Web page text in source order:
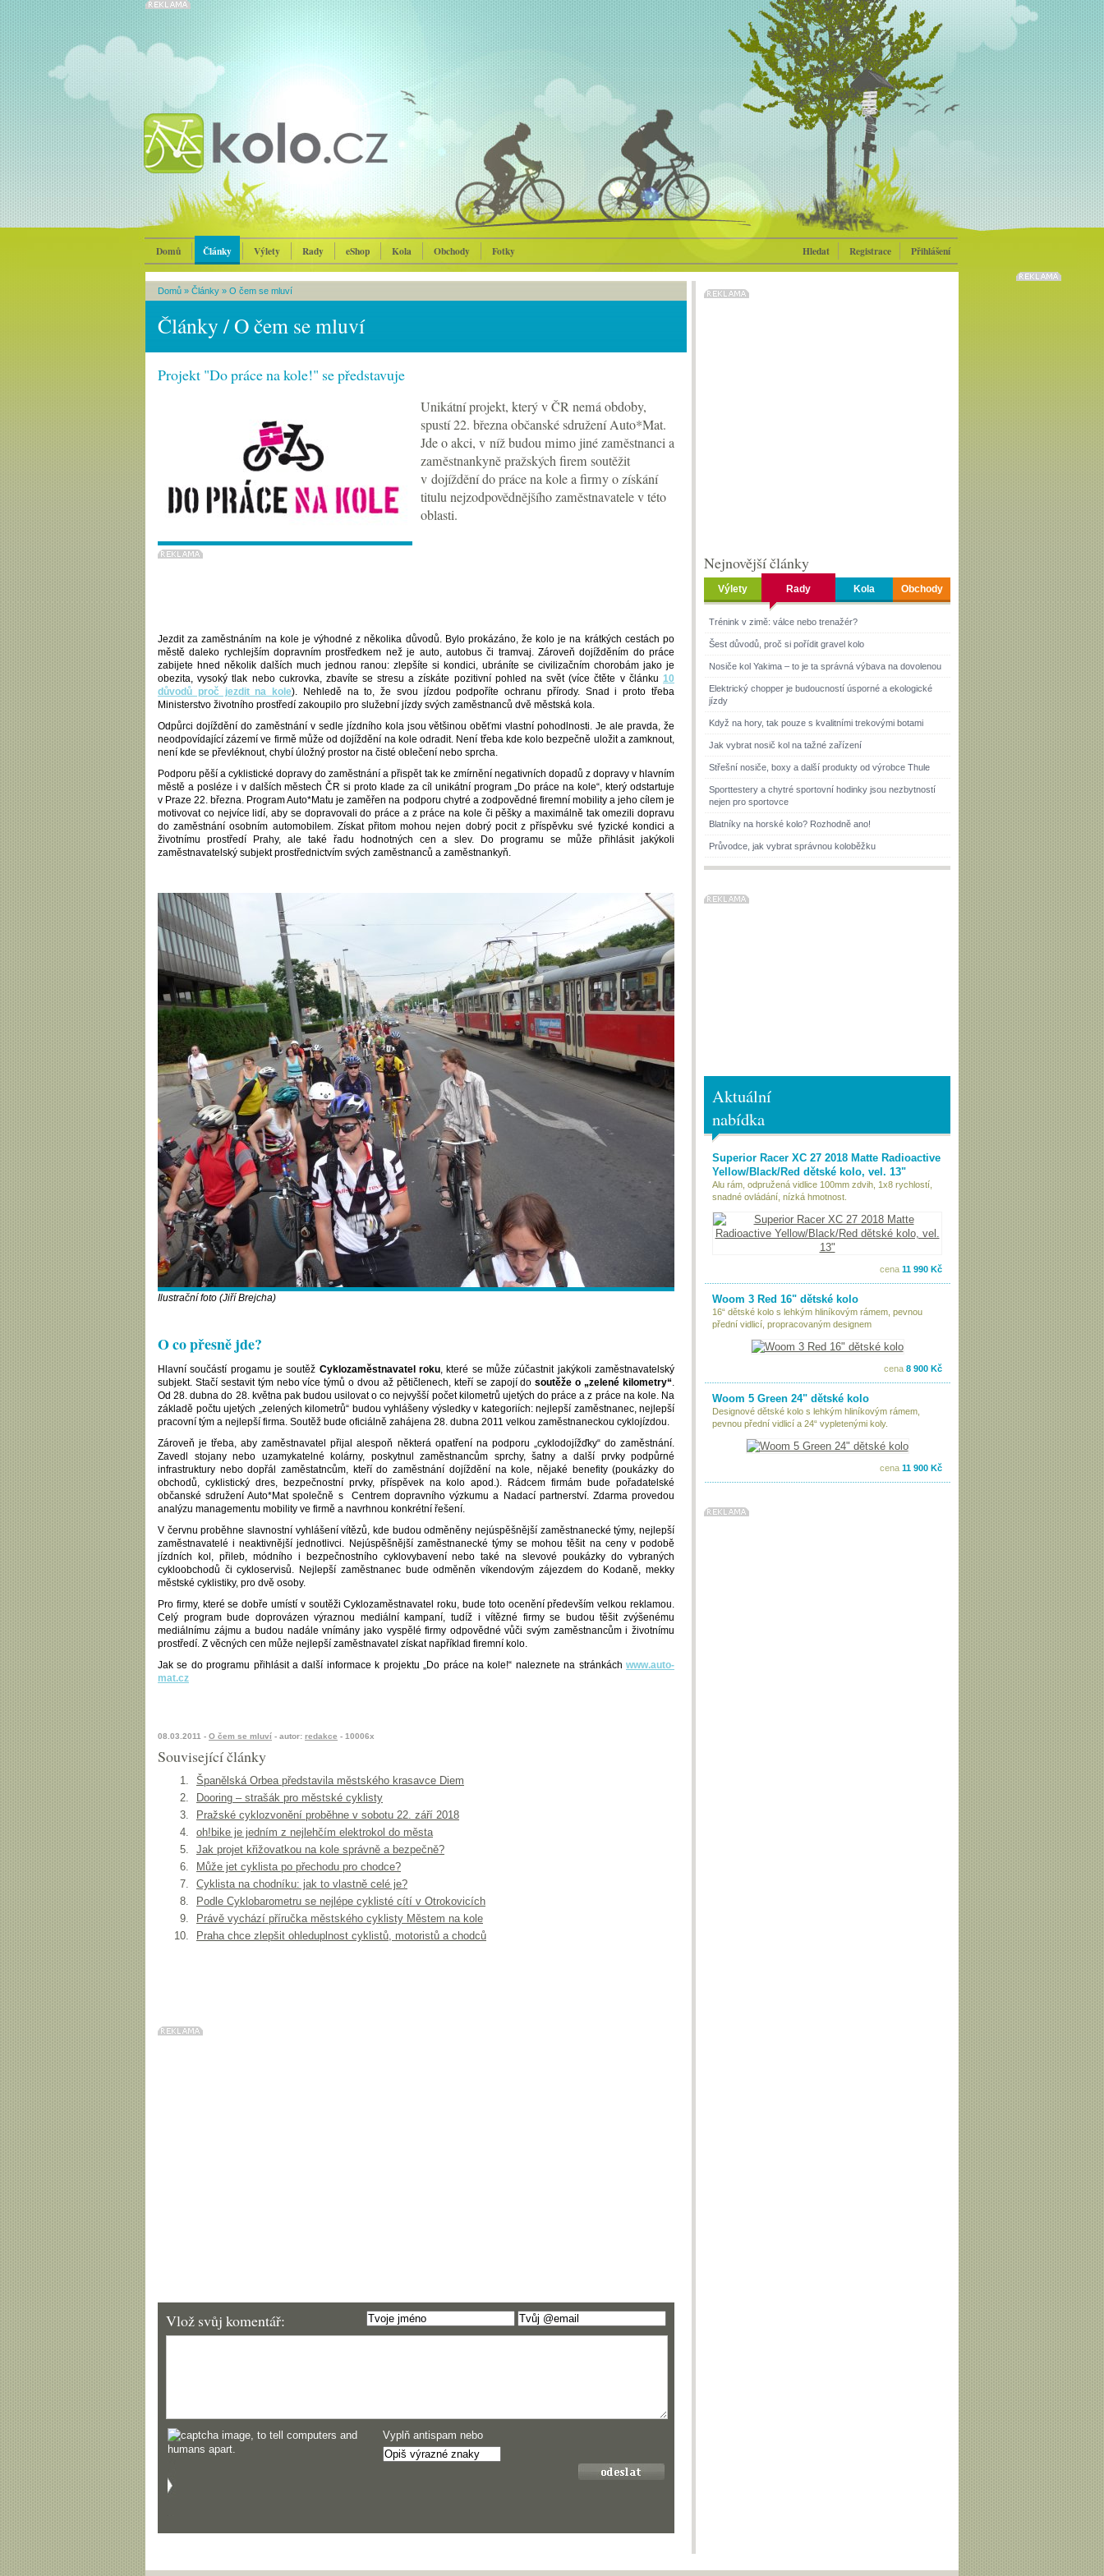
Domů Články Výlety Rady eShop Kola Obchody Fotky Hledat Registrace Přihlášení
Domů » Články » O čem se mluví
Články / O čem se mluví
Projekt "Do práce na kole!" se představuje
Unikátní projekt, který v ČR nemá obdoby,
spustí 22. března občanské sdružení Auto*Mat.
Jde o akci, v níž budou mimo jiné zaměstnanci a
zaměstnankyně pražských firem soutěžit
v dojíždění do práce na kole a firmy o získání
titulu nejzodpovědnějšího zaměstnavatele v této
oblasti.
Jezdit za zaměstnáním na kole je výhodné z několika důvodů. Bylo prokázáno, že kolo je na krátkých cestách po
městě daleko rychlejším dopravním prostředkem než je auto, autobus či tramvaj. Zároveň dojížděním do práce
zabijete hned několik dalších much jednou ranou: zlepšíte si kondici, ubráníte se civilizačním chorobám jako je
obezita, vysoký tlak nebo cukrovka, zbavíte se stresu a získáte pozitivní pohled na svět (více čtěte v článku 10
důvodů proč jezdit na kole). Nehledě na to, že svou jízdou podpoříte ochranu přírody. Snad i proto třeba
Ministerstvo životního prostředí zakoupilo pro služební jízdy svých zaměstnanců dvě městská kola.
Odpůrci dojíždění do zaměstnání v sedle jízdního kola jsou většinou oběťmi vlastní pohodlnosti. Je ale pravda, že
neodpovídající zázemí ve firmě může od dojíždění na kole odradit. Není třeba kde kolo bezpečně uložit a zamknout,
není kde se převléknout, chybí úložný prostor na čisté oblečení nebo sprcha.
Podporu pěší a cyklistické dopravy do zaměstnání a přispět tak ke zmírnění negativních dopadů z dopravy v hlavním
městě a posléze i v dalších městech ČR si proto klade za cíl unikátní program „Do práce na kole“, který odstartuje
v Praze 22. března. Program Auto*Matu je zaměřen na podporu chytré a zodpovědné firemní mobility a jeho cílem je
motivovat co nejvíce lidí, aby se dopravovali do práce a z práce na kole či pěšky a maximálně tak omezili dopravu
do zaměstnání osobním automobilem. Získat přitom mohou nejen dobrý pocit z příspěvku své fyzické kondici a
životnímu prostředí Prahy, ale také řadu hodnotných cen a slev. Do programu se může přihlásit jakýkoli
zaměstnavatelský subjekt prostřednictvím svých zaměstnanců a zaměstnankyň.
Ilustrační foto (Jiří Brejcha)
O co přesně jde?
Hlavní součástí progamu je soutěž Cyklozaměstnavatel roku , které se může zúčastnit jakýkoli zaměstnavatelský
subjekt. Stačí sestavit tým nebo více týmů o dvou až pětičlenech, kteří se zapojí dosoutěže o „zelené kilometry“
Od 28. dubna do 28. května pak budou usilovat o co nejvyšší počet kilometrů ujetých do práce a z práce na kole. Na
základě počtu ujetých „zelených kilometrů“ budou vyhlášeny výsledky v kategoriích: nejlepší zaměstnanec, nejlepší
pracovní tým a nejlepší firma. Soutěž bude oficiálně zahájena 28. dubna 2011 velkou zaměstnaneckou cyklojízdou.
Zároveň je třeba, aby zaměstnavatel přijal alespoň některá opatření na podporu „cyklodojížďky“ do zaměstnání.
Zavedl stojany nebo uzamykatelné kolárny, poskytnul zaměstnancům sprchy, šatny a další prvky podpůrné
infrastruktury nebo dopřál zaměstatncům, kteří do zaměstnání dojíždění na kole, nějaké benefity (poukázky do
obchodů, cyklistický dres, bezpečnostní prvky, příspěvek na kolo apod.). Rádcem firmám bude pořadatelské
občanské sdružení Auto*Mat společně s Centrem dopravního výzkumu a Nadací partnerství. Zdarma provedou
analýzu managementu mobility ve firmě a navrhnou konkrétní řešení.
V červnu proběhne slavnostní vyhlášení vítězů, kde budou odměněny nejúspěšnější zaměstnanecké týmy, nejlepší
zaměstnavatelé i neaktivnější jednotlivci. Nejúspěšnější zaměstnanecké týmy se mohou těšit na ceny v podobě
jízdních kol, přileb, módního i bezpečnostního cyklovybavení nebo také na slevové poukázky do vybraných
cykloobchodů či cykloservisů. Nejlepší zaměstnanec bude odměněn víkendovým zájezdem do Kodaně, mekky
městské cyklistiky, pro dvě osoby.
Pro firmy, které se dobře umístí v soutěži Cyklozaměstnavatel roku, bude toto ocenění především velkou reklamou.
Celý program bude doprovázen výraznou mediální kampaní, tudíž i vítězné firmy se budou těšit zvýšenému
mediálnímu zájmu a budou nadále vnímány jako vyspělé firmy odpovědné vůči svým zaměstnancům i životnímu
prostředí. Z věcných cen může nejlepší zaměstnavatel získat například firemní kolo.
Jak se do programu přihlásit a další informace k projektu „Do práce na kole!“ naleznete na stránkách www.auto-
mat.cz
08.03.2011 - O čem se mluví - autor: redakce - 10006x
Související články
Španělská Orbea představila městského krasavce Diem
Dooring – strašák pro městské cyklisty
Pražské cyklozvonění proběhne v sobotu 22. září 2018
oh!bike je jedním z nejlehčím elektrokol do města
Jak projet křižovatkou na kole správně a bezpečně?
Může jet cyklista po přechodu pro chodce?
Cyklista na chodníku: jak to vlastně celé je?
Podle Cyklobarometru se nejlépe cyklisté cítí v Otrokovicích
Právě vychází příručka městského cyklisty Městem na kole
Praha chce zlepšit ohleduplnost cyklistů, motoristů a chodců
Vlož svůj komentář:
Vyplň antispam nebo
Nejnovější články
Výlety Rady Kola Obchody
Trénink v zimě: válce nebo trenažér?
Šest důvodů, proč si pořídit gravel kolo
Nosiče kol Yakima – to je ta správná výbava na dovolenou
Elektrický chopper je budoucností úsporné a ekologické
jízdy
Když na hory, tak pouze s kvalitními trekovými botami
Jak vybrat nosič kol na tažné zařízení
Střešní nosiče, boxy a další produkty od výrobce Thule
Sporttestery a chytré sportovní hodinky jsou nezbytností
nejen pro sportovce
Blatníky na horské kolo? Rozhodně ano!
Průvodce, jak vybrat správnou koloběžku
Aktuální
nabídka
Superior Racer XC 27 2018 Matte Radioactive
Yellow/Black/Red dětské kolo, vel. 13"
Alu rám, odpružená vidlice 100mm zdvih, 1x8 rychlostí,
snadné ovládání, nízká hmotnost.
cena 11 990 Kč
Woom 3 Red 16" dětské kolo
16“ dětské kolo s lehkým hliníkovým rámem, pevnou
přední vidlicí, propracovaným designem
cena 8 900 Kč
Woom 5 Green 24" dětské kolo
Designové dětské kolo s lehkým hliníkovým rámem,
pevnou přední vidlicí a 24“ vypletenými koly.
cena 11 900 Kč